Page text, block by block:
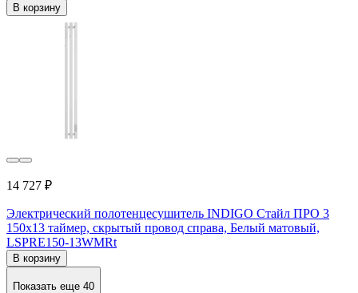
В корзину
14 727 ₽
Электрический полотенцесушитель INDIGO Стайл ПРО 3
150x13 таймер, скрытый провод справа, Белый матовый,
LSPRE150-13WMRt
В корзину
Показать еще 40